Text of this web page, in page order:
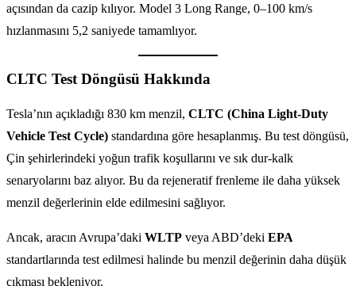
açısından da cazip kılıyor. Model 3 Long Range, 0–100 km/s
hızlanmasını 5,2 saniyede tamamlıyor.
CLTC Test Döngüsü Hakkında
Tesla’nın açıkladığı 830 km menzil, CLTC (China Light-Duty
Vehicle Test Cycle) standardına göre hesaplanmış. Bu test döngüsü,
Çin şehirlerindeki yoğun trafik koşullarını ve sık dur-kalk
senaryolarını baz alıyor. Bu da rejeneratif frenleme ile daha yüksek
menzil değerlerinin elde edilmesini sağlıyor.
Ancak, aracın Avrupa’daki WLTP veya ABD’deki EPA
standartlarında test edilmesi halinde bu menzil değerinin daha düşük
çıkması bekleniyor.